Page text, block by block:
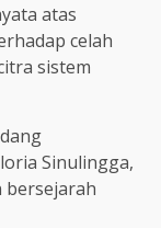
atas
celah
sistem
Sinulingga,
bersejarah